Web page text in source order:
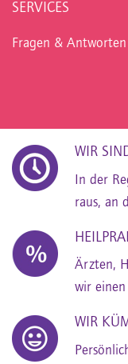
SERVICES
Fragen & Antworten
WIR
In der
raus, an
Ärzten,
wir
WIR